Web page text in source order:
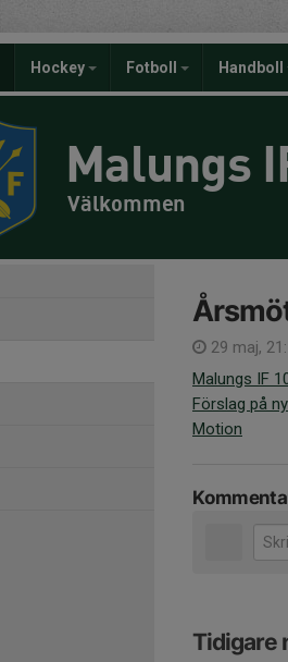
Hockey Fotboll Handboll
Malungs
Välkommen
29 maj,
Malungs IF
Förslag på
Motion
Tidigare